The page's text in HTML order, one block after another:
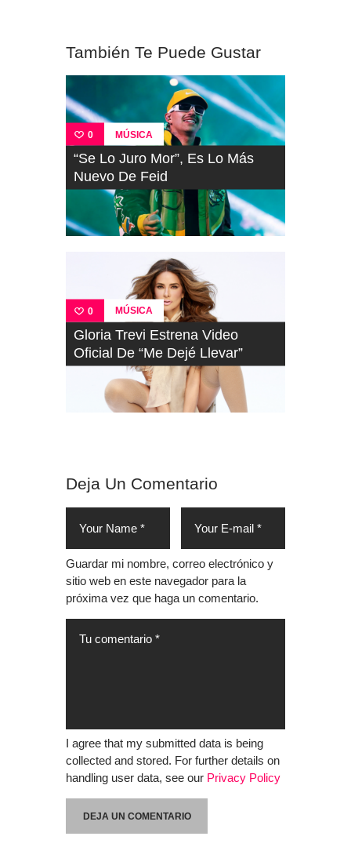
También Te Puede Gustar
0 MÚSICA
“Se Lo Juro Mor”, Es Lo Más
Nuevo De Feid
0 MÚSICA
Gloria Trevi Estrena Video
Oficial De “Me Dejé Llevar”
Deja Un Comentario
Guardar mi nombre, correo electrónico y
sitio web en este navegador para la
próxima vez que haga un comentario.
I agree that my submitted data is being
collected and stored. For further details on
handling user data, see our Privacy Policy